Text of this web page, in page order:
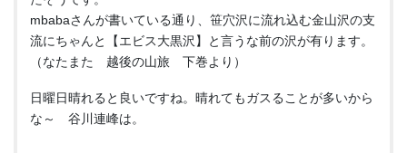
mbabaさんが書いている通り、笹穴沢に流れ込む金山沢の支
流にちゃんと【エビス大黒沢】と言うな前の沢が有ります。
（なたまた 越後の山旅 下巻より）
日曜日晴れると良いですね。晴れてもガスることが多いから
な～ 谷川連峰は。